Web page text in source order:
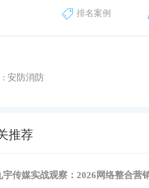
排名案例
: 安防消防
推荐
宇传媒实战观察：2026网络整合营